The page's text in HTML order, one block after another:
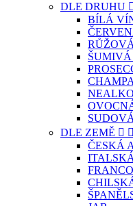
DLE DRUHU 
BÍLÁ
DLE ZEMĚ  
ČESKÁ